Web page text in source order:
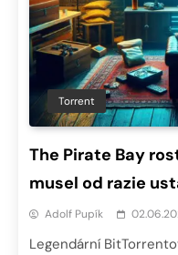
Torrent
The Pirate Bay
musel od razie
Adolf Pupík
Legendární